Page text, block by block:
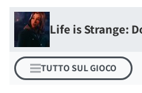
Life is Strange:
TUTTO SUL GIOCO